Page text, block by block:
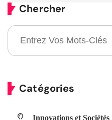
Chercher
Catégories
Innovations et Sociétés